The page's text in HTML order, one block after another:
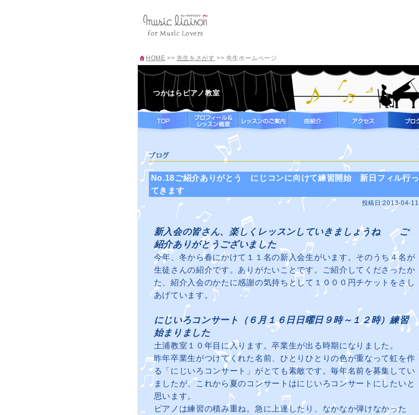
HOME >> 先生をさがす >> 先生ホームページ
つかはらピアノ教室
No.18ご紹介ありがとう にじコンに向けて練習開始 新日フィル行っ
てきます
投稿日:2013-04-11
新入会の皆さん、楽しくレッスンしていきましょうね ご
紹介ありがとうございました
今年、冬から春にかけて１１名の新入会生がいます。そのうち４名が
生徒さんの紹介です。ありがたいことです。ご紹介してくださったか
た、紹介入会のかたに感謝の気持ちとして１０００円チケットをさし
あげています。
にじいろコンサート（６月１６日日曜日９時～１２時）練習
始まりました
土浦教室１０年目に入ります。卒業生が出る時期になりました。
昨年卒業生がつけてくれた名前、ひとりひとりの色が重なって虹を作
る「にじいろコンサート」がとても素敵です。毎年名前を募集してい
ましたが、これから夏のコンサートはにじいろコンサートにしたいと
思います。
ピアノは練習の積み重ね。急に上達したり、なかなか弾けなかった